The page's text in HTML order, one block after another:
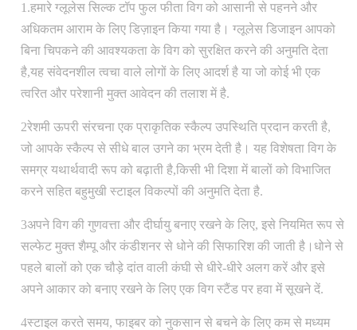
1.हमारे ग्लूलेस सिल्क टॉप फुल फीता विग को आसानी से पहनने और
अधिकतम आराम के लिए डिज़ाइन किया गया है। ग्लूलेस डिजाइन आपको
बिना चिपकने की आवश्यकता के विग को सुरक्षित करने की अनुमति देता
है,यह संवेदनशील त्वचा वाले लोगों के लिए आदर्श है या जो कोई भी एक
त्वरित और परेशानी मुक्त आवेदन की तलाश में है.
2रेशमी ऊपरी संरचना एक प्राकृतिक स्कैल्प उपस्थिति प्रदान करती है,
जो आपके स्कैल्प से सीधे बाल उगने का भ्रम देती है। यह विशेषता विग के
समग्र यथार्थवादी रूप को बढ़ाती है,किसी भी दिशा में बालों को विभाजित
करने सहित बहुमुखी स्टाइल विकल्पों की अनुमति देता है.
3अपने विग की गुणवत्ता और दीर्घायु बनाए रखने के लिए, इसे नियमित रूप से
सल्फेट मुक्त शैम्पू और कंडीशनर से धोने की सिफारिश की जाती है।धोने से
पहले बालों को एक चौड़े दांत वाली कंघी से धीरे-धीरे अलग करें और इसे
अपने आकार को बनाए रखने के लिए एक विग स्टैंड पर हवा में सूखने दें.
4स्टाइल करते समय, फाइबर को नुकसान से बचने के लिए कम से मध्यम